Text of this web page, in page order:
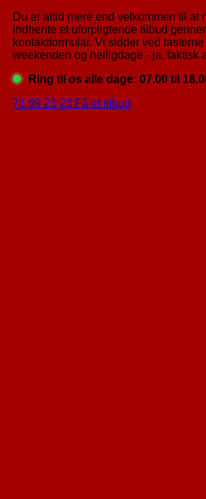
Du er altid mere end velkommen til at
indhente et uforpligtende tilbud
kontaktformular. Vi sidder ved
weekenden og helligdage - ja, faktisk
Ring til os alle dage: 07.00 til
71 99 23 23 Få et tilbud